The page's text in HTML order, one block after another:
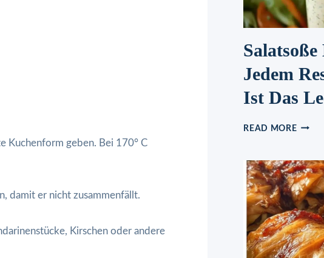
Kuchenform geben. Bei 170° C
damit er nicht zusammenfällt.
Kirschen oder andere
Jedem
Ist Das
READ MORE
N J
EDEM
ST D
AS L